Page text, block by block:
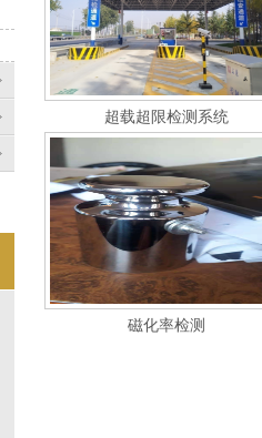
超载超限检测系统
磁化率检测